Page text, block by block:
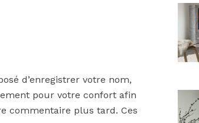
d’enregistrer votre nom,
pour votre confort afin
commentaire plus tard. Ces